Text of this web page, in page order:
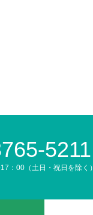
5211
：00（土日・祝日を除く）